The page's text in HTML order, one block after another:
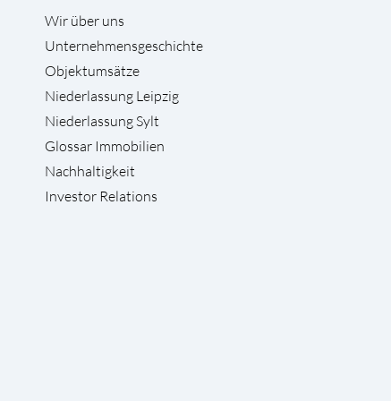
Wir über uns
Unternehmensgeschichte
Objektumsätze
Niederlassung Leipzig
Niederlassung Sylt
Glossar Immobilien
Nachhaltigkeit
Investor Relations